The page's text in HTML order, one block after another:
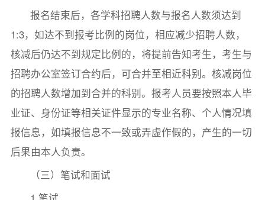
报名结束后，各学科招聘人数与报名人数须达到
1:3，如达不到报考比例的岗位，相应减少招聘人数，
核减后仍达不到规定比例的，将提前告知考生，考生与
招聘办公室签订合约后，可合并至相近科别。核减岗位
的招聘人数增加到合并的科别。报考人员要按照本人毕
业证、身份证等相关证件显示的专业名称、个人情况填
报信息，如填报信息不一致或弄虚作假的，产生的一切
后果由本人负责。
（三）笔试和面试